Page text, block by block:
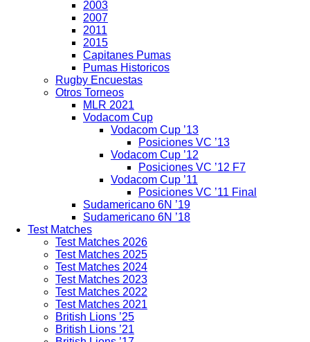
2003
2007
2011
2015
Capitanes Pumas
Pumas Historicos
Rugby Encuestas
Otros Torneos
MLR 2021
Vodacom Cup
Vodacom Cup ’13
Posiciones VC ’13
Vodacom Cup ’12
Posiciones VC ’12 F7
Vodacom Cup ’11
Posiciones VC ’11 Final
Sudamericano 6N ’19
Sudamericano 6N ’18
Test Matches
Test Matches 2026
Test Matches 2025
Test Matches 2024
Test Matches 2023
Test Matches 2022
Test Matches 2021
British Lions ’25
British Lions ’21